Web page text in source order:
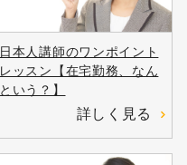
日本人講師のワンポイント
レッスン【在宅勤務、なん
という？】
詳しく見る